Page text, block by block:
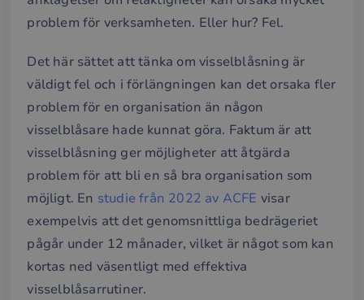
problem för verksamheten. Eller hur? Fel.
Det här sättet att tänka om visselblåsning är
väldigt fel och i förlängningen kan det orsaka fler
problem för en organisation än någon
visselblåsare hade kunnat göra. Faktum är att
visselblåsning ger möjligheter att åtgärda
problem för att bli en så bra organisation som
möjligt. En studie från 2022 av ACFE visar
exempelvis att det genomsnittliga bedrägeriet
pågår under 12 månader, vilket är något som kan
kortas ned väsentligt med effektiva
visselblåsarrutiner.